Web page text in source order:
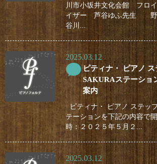
川市小坂井文化会館 フロ
イザー 芦谷ゆふ先生
谷川...
2025.03.12
ピティナ・ ピアノ
SAKURAステーショ
案内
ピティナ・ ピアノ ステッ
テーションを下記の内容で
時：２０２５年５月２...
2025.03.12